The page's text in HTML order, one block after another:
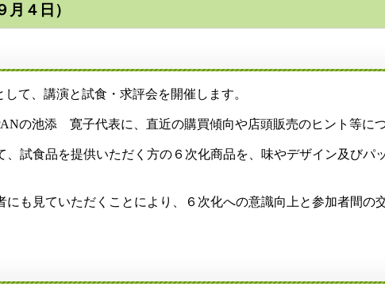
４日）
て、講演と試食・求評会を開催します。
の池添 寛子代表に、直近の購買傾向や店頭販売のヒント等に
試食品を提供いただく方の６次化商品を、味やデザイン及び
も見ていただくことにより、６次化への意識向上と参加者間の